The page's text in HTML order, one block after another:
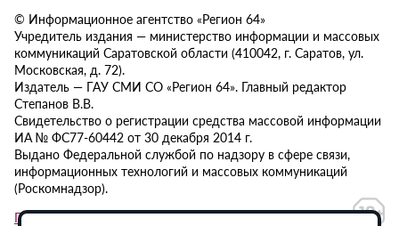
© Информационное агентство «Регион 64»
Учредитель издания — министерство информации и массовых
коммуникаций Саратовской области (410042, г. Саратов, ул.
Московская, д. 72).
Издатель — ГАУ СМИ СО «Регион 64». Главный редактор
Степанов В.В.
Свидетельство о регистрации средства массовой информации
ИА № ФС77-60442 от 30 декабря 2014 г.
Выдано Федеральной службой по надзору в сфере связи,
информационных технологий и массовых коммуникаций
(Роскомнадзор).
Политика в отношении обработки персональных данных